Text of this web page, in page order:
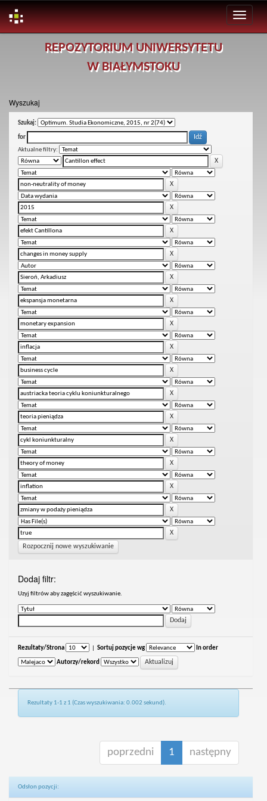
REPOZYTORIUM UNIWERSYTETU
W BIAŁYMSTOKU
Wyszukaj
Szukaj:
for
Aktualne filtry:
Rozpocznij nowe wyszukiwanie
Dodaj filtr:
Uzyj filtrów aby zagęścić wyszukiwanie.
Rezultaty/Strona Sortuj pozycje wg In order
Autorzy/rekord
Rezultaty 1-1 z 1 (Czas wyszukiwania: 0.002 sekund).
poprzedni 1 następny
Odsłon pozycji: